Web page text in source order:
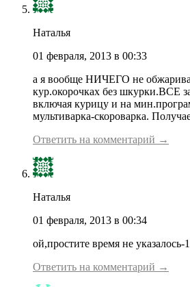
Наталья
01 февраля, 2013 в 00:33
а я вообще НИЧЕГО не
кур.окорочках без шкурки.ВСЕ
включая курицу и на
мультиварка-скороварка.
Ответить на комментарий →
Наталья
01 февраля, 2013 в 00:34
ой,простите время не указалось-
Ответить на комментарий →